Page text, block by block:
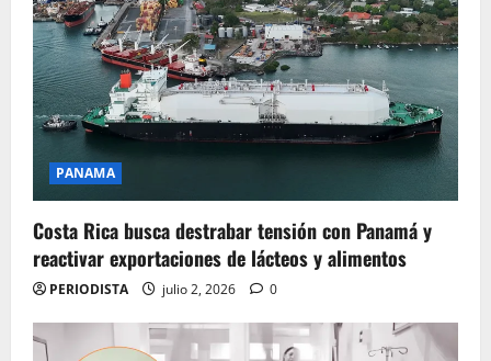
PANAMA
Costa Rica busca destrabar tensión con Panamá y
reactivar exportaciones de lácteos y alimentos
PERIODISTA julio 2, 2026 0